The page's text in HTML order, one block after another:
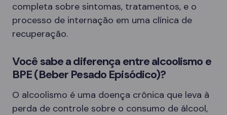
completa sobre sintomas, tratamentos, e o
processo de internação em uma clínica de
recuperação.
Você sabe a diferença entre alcoolismo e
BPE (Beber Pesado Episódico)?
O alcoolismo é uma doença crônica que leva à
perda de controle sobre o consumo de álcool,